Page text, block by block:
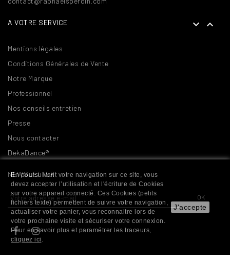
A VOTRE SERVICE  
Mentions légales
Conditions Générales de Vente
Notre Marque
Professionnel
Nos conseils entretien
Presse
Nous contacter
DekaDance®
NEWSLETTER
En poursuivant votre navigation sur ce site, vous
devez accepter l’utilisation et l'écriture de Cookies
sur votre appareil connecté. Ces Cookies (petits
fichiers texte) permettent de suivre votre navigation,
actualiser votre panier, vous reconnaitre lors de
votre prochaine visite et sécuriser votre connexion.
Pour en savoir plus et paramétrer les traceurs,
cliquez ici .
J'accepte